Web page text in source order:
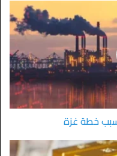
خطة غزة